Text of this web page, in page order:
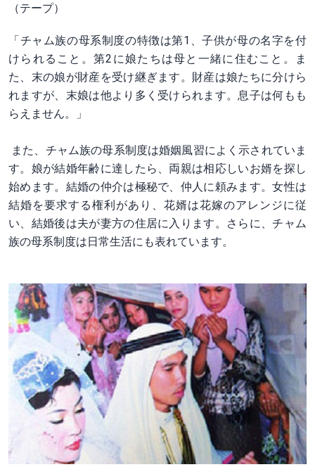
（テープ）
「チャム族の母系制度の特徴は第1、子供が母の名字を付
けられること。第2に娘たちは母と一緒に住むこと。ま
た、末の娘が財産を受け継ぎます。財産は娘たちに分けら
れますが、末娘は他より多く受けられます。息子は何もも
らえません。」
また、チャム族の母系制度は婚姻風習によく示されていま
す。娘が結婚年齢に達したら、両親は相応しいお婿を探し
始めます。結婚の仲介は極秘で、仲人に頼みます。女性は
結婚を要求する権利があり、花婿は花嫁のアレンジに従
い、結婚後は夫が妻方の住居に入ります。さらに、チャム
族の母系制度は日常生活にも表れています。